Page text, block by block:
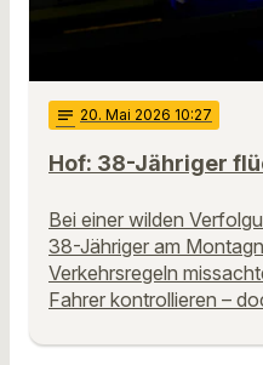
notes 20. Mai 2026 10:27
Hof: 38-Jähriger
Bei einer wilden
38-Jähriger am
Verkehrsregeln
Fahrer kontrollieren –